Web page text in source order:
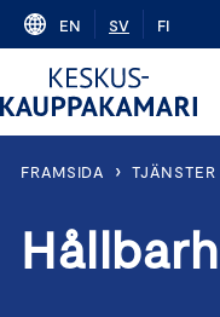
Skip
content
EN SV FI
FRAMSIDA › TJÄNSTER